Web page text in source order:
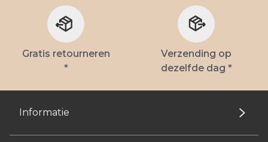
Gratis retourneren
*
Verzending op
dezelfde dag *
Informatie